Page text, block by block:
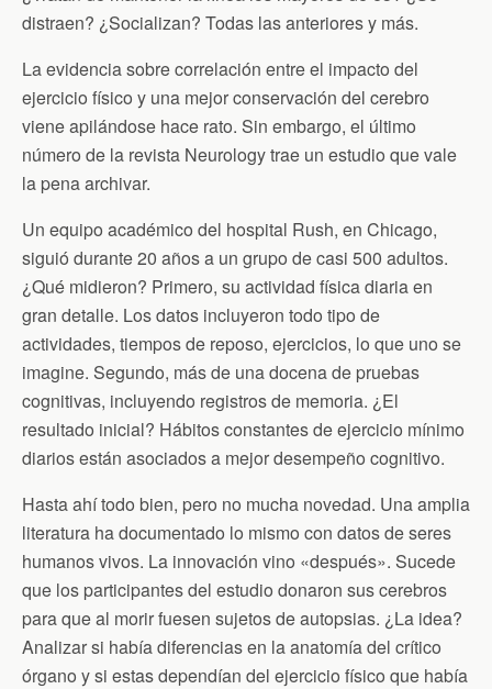
distraen? ¿Socializan? Todas las anteriores y más.
La evidencia sobre correlación entre el impacto del
ejercicio físico y una mejor conservación del cerebro
viene apilándose hace rato. Sin embargo, el último
número de la revista Neurology trae un estudio que vale
la pena archivar.
Un equipo académico del hospital Rush, en Chicago,
siguió durante 20 años a un grupo de casi 500 adultos.
¿Qué midieron? Primero, su actividad física diaria en
gran detalle. Los datos incluyeron todo tipo de
actividades, tiempos de reposo, ejercicios, lo que uno se
imagine. Segundo, más de una docena de pruebas
cognitivas, incluyendo registros de memoria. ¿El
resultado inicial? Hábitos constantes de ejercicio mínimo
diarios están asociados a mejor desempeño cognitivo.
Hasta ahí todo bien, pero no mucha novedad. Una amplia
literatura ha documentado lo mismo con datos de seres
humanos vivos. La innovación vino «después». Sucede
que los participantes del estudio donaron sus cerebros
para que al morir fuesen sujetos de autopsias. ¿La idea?
Analizar si había diferencias en la anatomía del crítico
órgano y si estas dependían del ejercicio físico que había